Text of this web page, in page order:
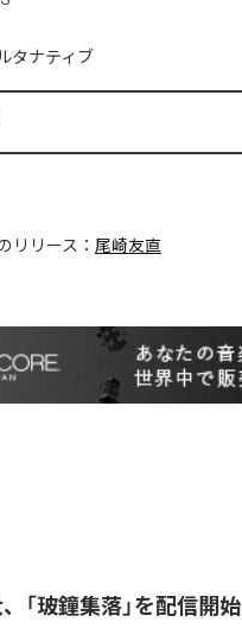
タナティブ
リリース： 尾崎友直
「玻鐘集落」を配信開始